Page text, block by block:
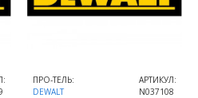
ПРО-ТЕЛЬ:
DEWALT
АРТИКУЛ:
N037108